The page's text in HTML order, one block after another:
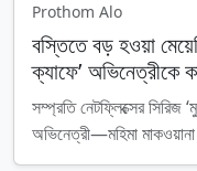
Prothom Alo
বস্তিতে বড় হওয়া
ক্যাফে’ অভিনেত্রীকে
সম্প্রতি নেটফ্লিক্সের
অভিনেত্রী—মহিমা